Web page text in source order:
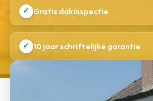
✓ Gratis dakinspectie
✓ 10 jaar schriftelijke garantie